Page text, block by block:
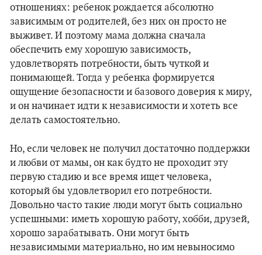
отношениях: ребенок рождается абсолютно
зависимым от родителей, без них он просто не
выживет. И поэтому мама должна сначала
обеспечить ему хорошую зависимость,
удовлетворять потребности, быть чуткой и
понимающей. Тогда у ребенка формируется
ощущение безопасности и базового доверия к миру,
и он начинает идти к независимости и хотеть все
делать самостоятельно.
Но, если человек не получил достаточно поддержки
и любви от мамы, он как будто не проходит эту
первую стадию и все время ищет человека,
который бы удовлетворил его потребности.
Довольно часто такие люди могут быть социально
успешными: иметь хорошую работу, хобби, друзей,
хорошо зарабатывать. Они могут быть
независимыми материально, но им невыносимо